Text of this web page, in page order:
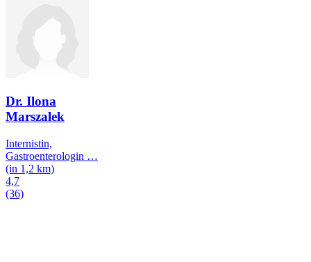
Dr. Ilona
Marszalek
Internistin,
Gastroenterologin …
(in 1,2 km)
4,7
(36)